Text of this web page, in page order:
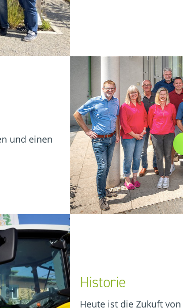
und einen
Historie
Heute ist die Zukuft